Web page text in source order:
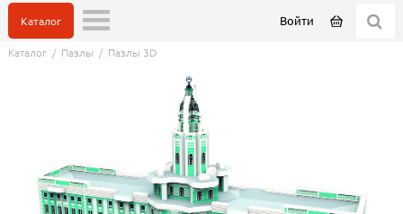
Войти
Каталог
Каталог/ Пазлы / Пазлы 3D